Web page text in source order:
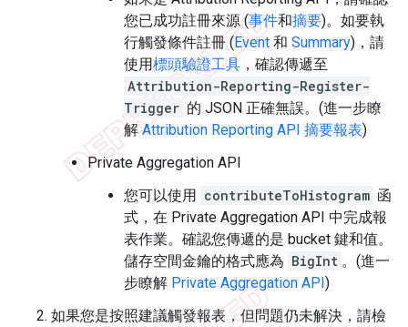
您已成功註冊來源 (事件和摘要)。如要執
行觸發條件註冊 (Event 和 Summary)，請
使用標頭驗證工具 ，確認傳遞至
Attribution-Reporting-Register-
Trigger 的 JSON 正確無誤。(進一步瞭
解Attribution Reporting API 摘要報表)
Private Aggregation API
您可以使用 contributeToHistogram 函
式，在 Private Aggregation API 中完成報
表作業。確認您傳遞的是 bucket 鍵和值。
儲存空間金鑰的格式應為 BigInt 。(進一
步瞭解 Private Aggregation API)
如果您是按照建議觸發報表，但問題仍未解決，請檢